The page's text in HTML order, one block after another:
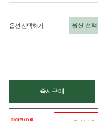
옵션 선택하기
즉시구매